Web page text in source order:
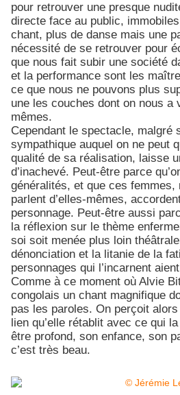
pour retrouver une presque
directe face au public,
chant, plus de danse mais une
nécessité de se retrouver pour
que nous fait subir une société
et la performance sont les
ce que nous ne pouvons plus
une les couches dont on nous a
mêmes.
Cependant le spectacle, malgré
sympathique auquel on ne peut
qualité de sa réalisation, laisse
d’inachevé. Peut-être parce
généralités, et que ces femmes,
parlent d’elles-mêmes,
personnage. Peut-être aussi
la réflexion sur le thème
soi soit menée plus loin
dénonciation et la litanie de la
personnages qui l’incarnent
Comme à ce moment où Alvie
congolais un chant magnifique
pas les paroles. On perçoit
lien qu’elle rétablit avec ce qui
être profond, son enfance, son
c’est très beau.